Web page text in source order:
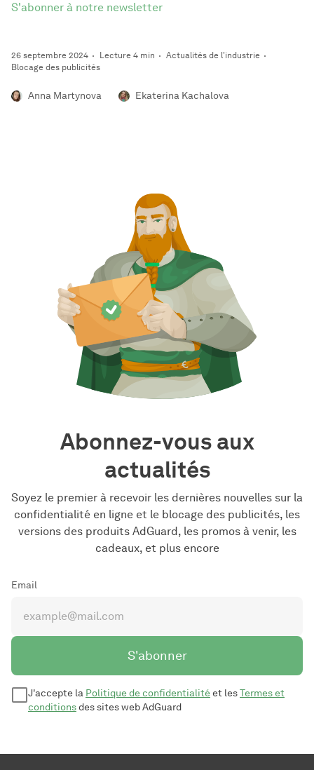
S'abonner à notre newsletter
26 septembre 2024 Lecture 4 min
Actualités de l'industrie
Blocage des publicités
Anna Martynova Ekaterina Kachalova
Abonnez-vous aux
actualités
Soyez le premier à recevoir les dernières nouvelles sur la
confidentialité en ligne et le blocage des publicités, les
versions des produits AdGuard, les promos à venir, les
cadeaux, et plus encore
Email
S'abonner
J'accepte la Politique de confidentialitéet lesTermes et
conditionsdes sites web AdGuard